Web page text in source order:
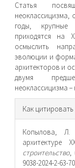
Статья
неоклассицизма,
годы, крупные
приходятся на
осмыслить
эволюции и
архитекторов и
двумя
неоклассицизма –
о статье
Как цитировать
Копылова, Л.
архитектуре
строительство,
9038-2024-2-63-70